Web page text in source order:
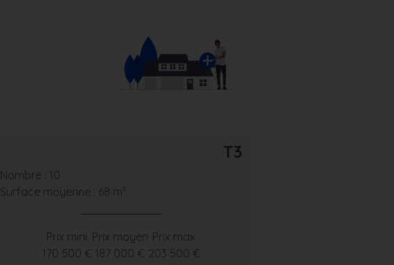
T3
Nombre : 10
Surface moyenne : 68 m²
Prix mini
170 500 €
Prix moyen
187 000 €
Prix max
203 500 €